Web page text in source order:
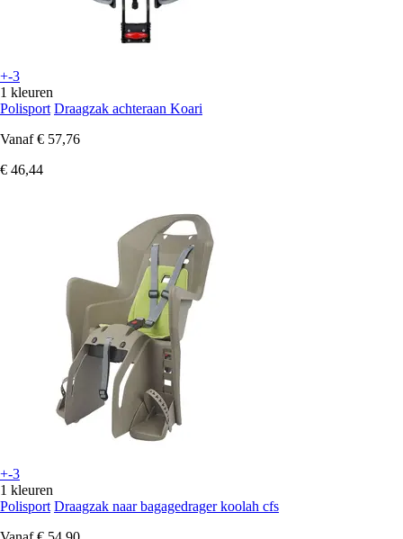
+-3
1 kleuren
Polisport Draagzak achteraan Koari
Vanaf € 57,76
€ 46,44
+-3
1 kleuren
Polisport Draagzak naar bagagedrager koolah cfs